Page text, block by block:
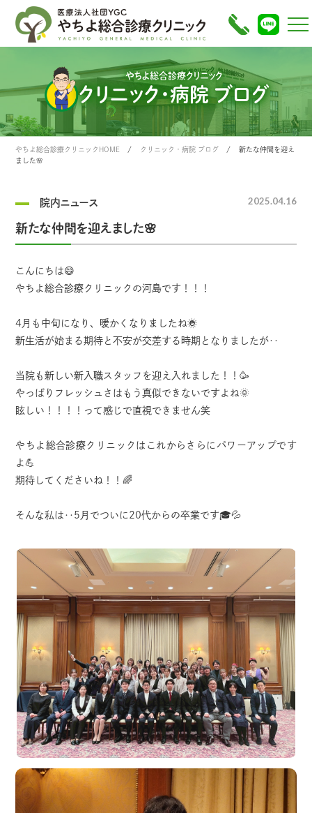
やちよ総合診療クリニック
クリニック・病院 ブログ
やちよ総合診療クリニックHOME クリニック・病院 ブログ
新たな仲間を迎え
ました🌸
院内ニュース 2025.04.16
新たな仲間を迎えました🌸
こんにちは😄
やちよ総合診療クリニックの河島です！！！
4月も中旬になり、暖かくなりましたね☀️
新生活が始まる期待と不安が交差する時期となりましたが‥
当院も新しい新入職スタッフを迎え入れました！！🥳
やっぱりフレッシュさはもう真似できないですよね🌞
眩しい！！！！って感じで直視できません笑
やちよ総合診療クリニックはこれからさらにパワーアップです
よ💪
期待してくださいね！！🌈
そんな私は‥5月でついに20代からの卒業です🎓💦